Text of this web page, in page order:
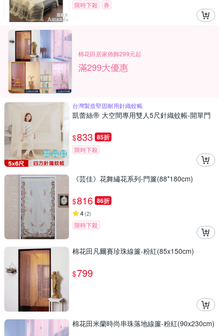
限時下殺 券
棉花田居家佈飾299元起
滿299大優惠
台灣製造堅固耐用針織蚊帳
凱蕾絲帝 大空間專用雙人5尺針織蚊帳-開單門
$833 85折
限時下殺
《芸佳》花舞繡花系列-門簾(88*180cm)
$816 86折
4(2)
限時下殺
棉花田凡爾賽珍珠線簾-粉紅(85x150cm)
$799
棉花田米蘭時尚串珠落地線簾-粉紅(90x230cm)